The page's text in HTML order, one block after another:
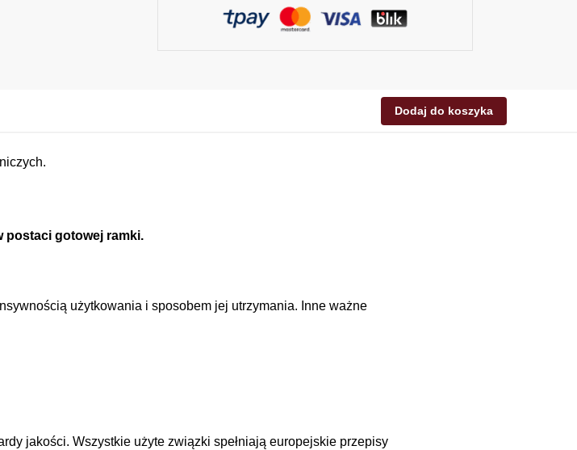
Dodaj do koszyka
postaci gotowej ramki.
użytkowania i sposobem jej utrzymania. Inne ważne
jakości. Wszystkie użyte związki spełniają europejskie przepisy